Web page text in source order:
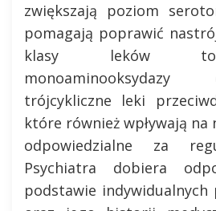
zwiększają poziom
pomagają poprawić
klasy leków to
trójcykliczne leki
które również wpływają
odpowiedzialne za
Psychiatra dobiera
podstawie